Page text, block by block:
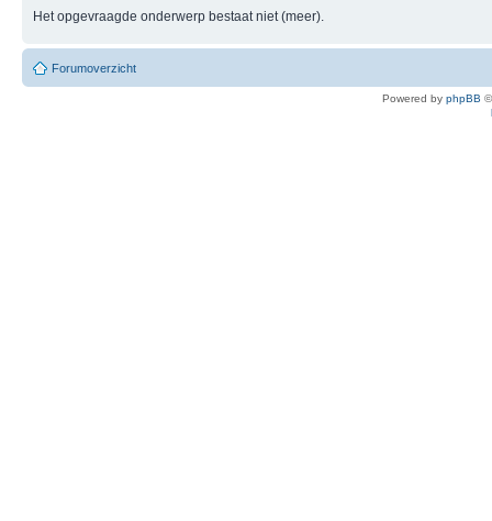
Het opgevraagde onderwerp bestaat niet (meer).
Forumoverzicht
Powered by phpBB